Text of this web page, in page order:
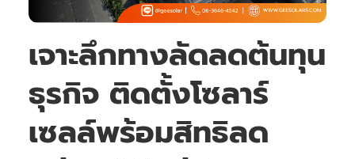
เจาะลึกทางลัดลดต้นทุน
ธุรกิจ ติดตั้งโซลาร์
เซลล์พร้อมสิทธิลด